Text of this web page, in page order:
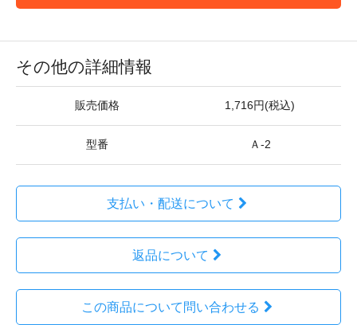
その他の詳細情報
販売価格 1,716円(税込)
型番 Ａ-2
支払い・配送について
返品について
この商品について問い合わせる